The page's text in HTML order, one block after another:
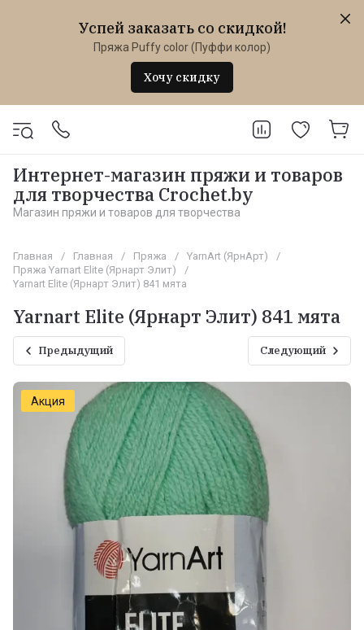
Успей заказать со скидкой!
Пряжа Puffy color (Пуффи колор)
Хочу скидку
Интернет-магазин пряжи и товаров
для творчества Crochet.by
Магазин пряжи и товаров для творчества
Главная / Главная / Пряжа / YarnArt (ЯрнАрт)
/
Пряжа Yarnart Elite (Ярнарт Элит)
/
Yarnart Elite (Ярнарт Элит) 841 мята
Yarnart Elite (Ярнарт Элит) 841 мята
Предыдущий Следующий
Акция